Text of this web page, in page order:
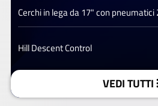
Cerchi in lega da 17" con
Hill Descent Control
VEDI TUTTI